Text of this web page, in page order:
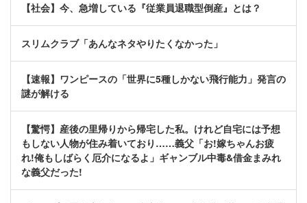
【社会】今、急増している『従業員退職型倒産』とは？
スリムクラブ「あんなネタやりたくなかった」
【速報】ワンピースの「世界に5種しかない飛行能力」発言の
謎が解ける
【驚愕】産後の里帰りから帰宅した私。けれど自宅には予想
もしない人物が住み着いており……義父「お!嫁ちゃんお疲
れ!俺もしばらく厄介になるよ」ギャンブル中毒&借金まみれ
な義父だった!